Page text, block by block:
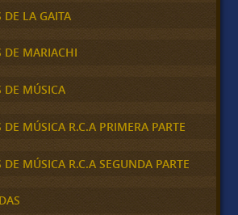
LA GAITA
DE MARIACHI
DE MÚSICA
MÚSICA R.C.A PRIMERA PARTE
MÚSICA R.C.A SEGUNDA PARTE